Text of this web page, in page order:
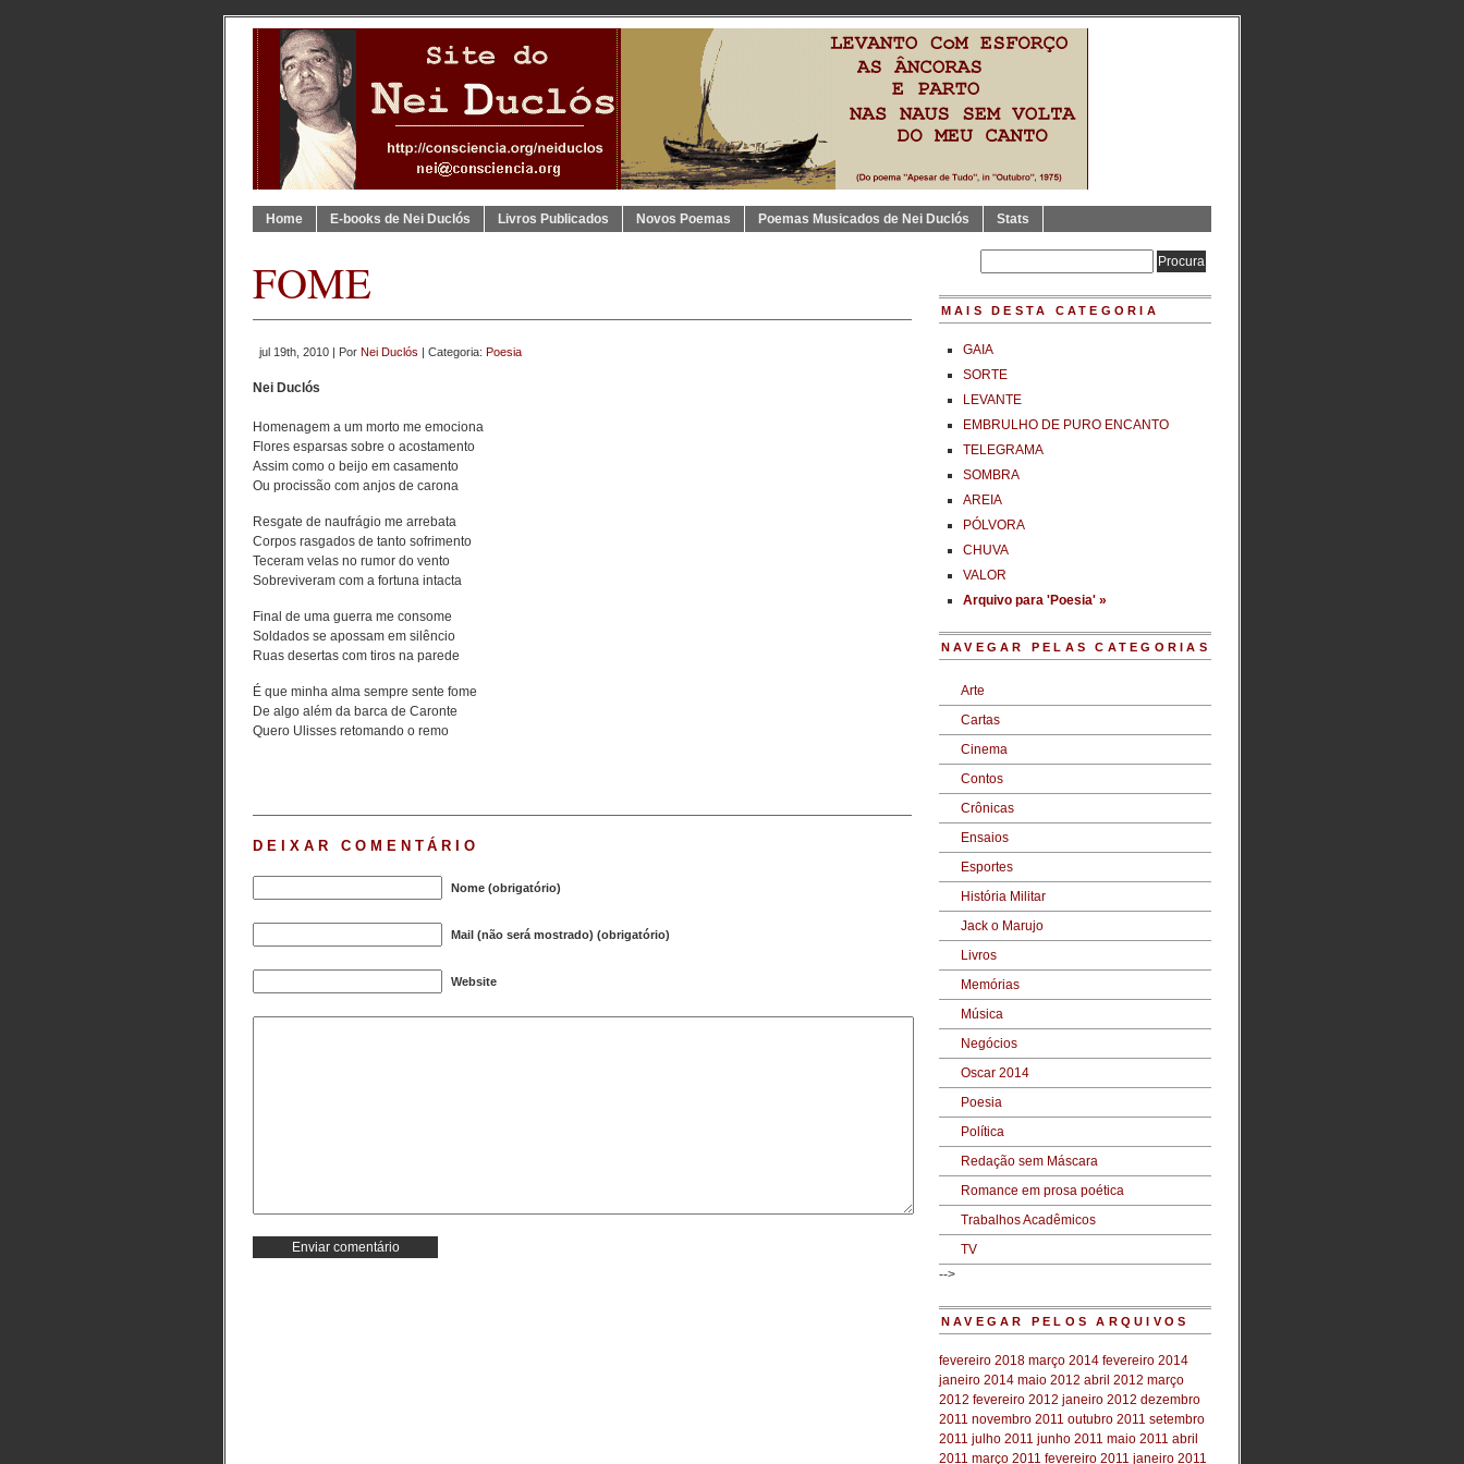
Home E-books de Nei Duclós Livros Publicados Novos Poemas Poemas Musicados de Nei Duclós Stats
FOME
jul 19th, 2010 | Por Nei Duclós | Categoria: Poesia
Nei Duclós
Homenagem a um morto me emociona
Flores esparsas sobre o acostamento
Assim como o beijo em casamento
Ou procissão com anjos de carona
Resgate de naufrágio me arrebata
Corpos rasgados de tanto sofrimento
Teceram velas no rumor do vento
Sobreviveram com a fortuna intacta
Final de uma guerra me consome
Soldados se apossam em silêncio
Ruas desertas com tiros na parede
É que minha alma sempre sente fome
De algo além da barca de Caronte
Quero Ulisses retomando o remo
DEIXAR COMENTÁRIO
Nome (obrigatório)
Mail (não será mostrado) (obrigatório)
Website
MAIS DESTA CATEGORIA
GAIA
SORTE
LEVANTE
EMBRULHO DE PURO ENCANTO
TELEGRAMA
SOMBRA
AREIA
PÓLVORA
CHUVA
VALOR
Arquivo para 'Poesia' »
NAVEGAR PELAS CATEGORIAS
Arte
Cartas
Cinema
Contos
Crônicas
Ensaios
Esportes
História Militar
Jack o Marujo
Livros
Memórias
Música
Negócios
Oscar 2014
Poesia
Política
Redação sem Máscara
Romance em prosa poética
Trabalhos Acadêmicos
TV
-->
NAVEGAR PELOS ARQUIVOS
fevereiro 2018 março 2014 fevereiro 2014
janeiro 2014 maio 2012 abril 2012 março
2012 fevereiro 2012 janeiro 2012 dezembro
2011 novembro 2011 outubro 2011 setembro
2011 julho 2011 junho 2011 maio 2011 abril
2011 março 2011 fevereiro 2011 janeiro 2011